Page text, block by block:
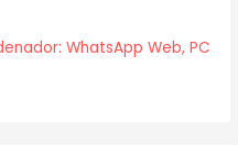
WhatsApp Web, PC